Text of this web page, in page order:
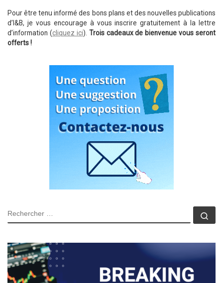
Pour être tenu informé des bons plans et des nouvelles publications
d’I&B, je vous encourage à vous inscrire gratuitement à la lettre
d’information (cliquez ici). Trois cadeaux de bienvenue vous seront
offerts !
RECHERCHER